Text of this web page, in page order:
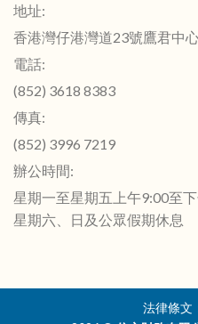
地址:
香港灣仔港灣道23號鷹君中
電話:
(852) 3618 8383
傳真:
(852) 3996 7219
辦公時間:
星期一至星期五上午9:00至
星期六、日及公眾假期休息
法律條文